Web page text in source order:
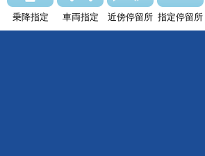
乗降指定 車両指定 近傍停留所 指定停留所